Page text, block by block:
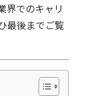
界でのキャリ
最後までご覧